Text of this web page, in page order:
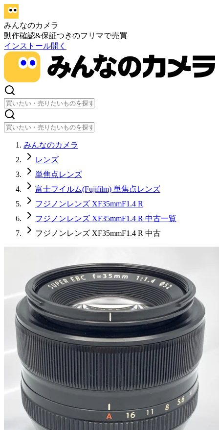
みんなのカメラ
動作確認&保証つきのフリマで売買
インストール開く
みんなのカメラ
レンズ
単焦点レンズ
富士フイルム(Fujifilm) 単焦点レンズ
フジノンレンズ XF35mmF1.4 R
フジノンレンズ XF35mmF1.4 R 中古一覧
フジノンレンズ XF35mmF1.4 R 中古